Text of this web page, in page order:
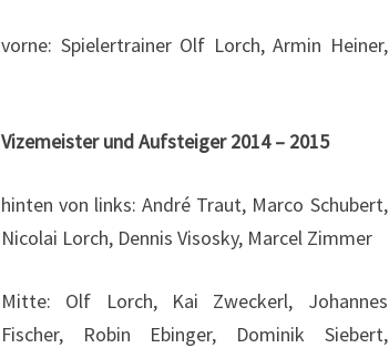
vorne: Spielertrainer Olf Lorch, Armin Heiner,
Vizemeister und Aufsteiger 2014 – 2015
hinten von links: André Traut, Marco Schubert,
Nicolai Lorch, Dennis Visosky, Marcel Zimmer
Mitte: Olf Lorch, Kai Zweckerl, Johannes
Fischer, Robin Ebinger, Dominik Siebert,